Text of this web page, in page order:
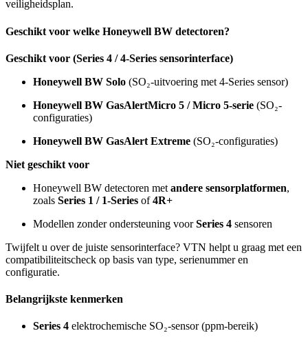
veiligheidsplan.
Geschikt voor welke Honeywell BW detectoren?
Geschikt voor (Series 4 / 4-Series sensorinterface)
Honeywell BW Solo (SO₂-uitvoering met 4-Series sensor)
Honeywell BW GasAlertMicro 5 / Micro 5-serie (SO₂-
configuraties)
Honeywell BW GasAlert Extreme (SO₂-configuraties)
Niet geschikt voor
Honeywell BW detectoren met andere sensorplatformen,
zoals Series 1 / 1-Series of4R+
Modellen zonder ondersteuning voorSeries 4 sensoren
Twijfelt u over de juiste sensorinterface? VTN helpt u graag met een
compatibiliteitscheck op basis van type, serienummer en
configuratie.
Belangrijkste kenmerken
Series 4 elektrochemische SO₂-sensor (ppm-bereik)